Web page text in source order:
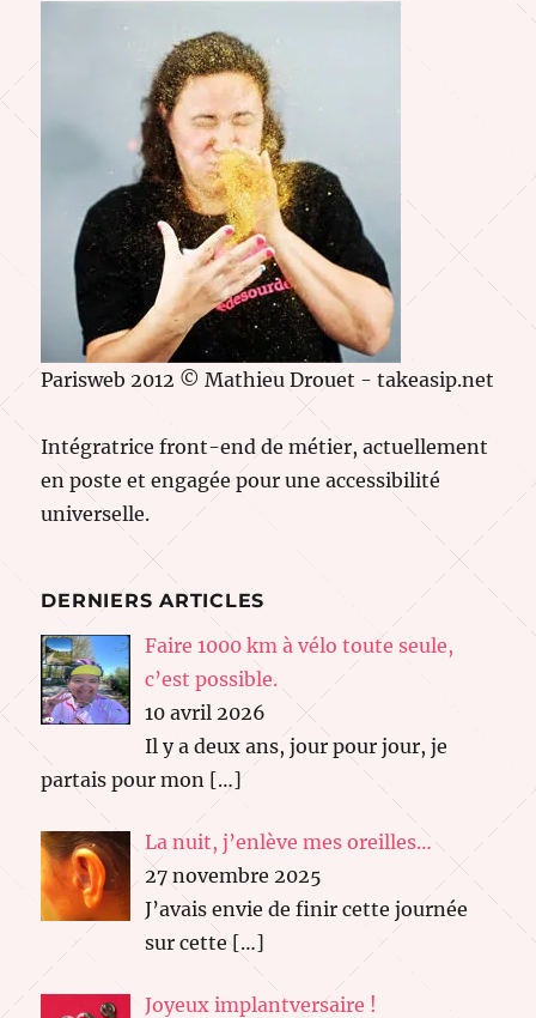
Parisweb 2012 © Mathieu Drouet - takeasip.net
Intégratrice front-end de métier, actuellement
en poste et engagée pour une accessibilité
universelle.
DERNIERS ARTICLES
Faire 1000 km à vélo toute seule,
c’est possible.
10 avril 2026
Il y a deux ans, jour pour jour, je
partais pour mon […]
La nuit, j’enlève mes oreilles…
27 novembre 2025
J’avais envie de finir cette journée
sur cette[…]
Joyeux implantversaire !